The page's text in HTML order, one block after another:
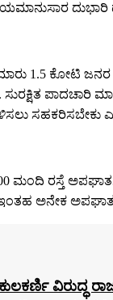
ದುಭಾರಿ
1.5 ಕೋಟಿ ಜನರ
ಪಾದಚಾರಿ
ಮಂದಿ ರಸ್ತೆ
ಅನೇಕ
ವಿರುದ್ಧ